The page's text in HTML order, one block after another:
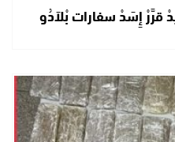
قرَّرْ إِسَدْ سفارات بْلاَدُو